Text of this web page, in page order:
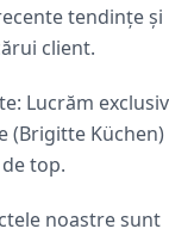
tendințe și
client.
Lucrăm exclusiv
(Brigitte Küchen)
top.
noastre sunt